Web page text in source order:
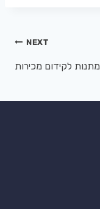
NEXT
מתנות לקידום מכירות